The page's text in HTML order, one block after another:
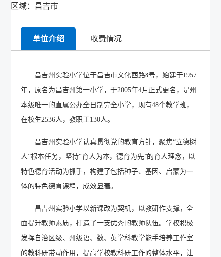
区域：昌吉市
单位介绍 收费情况
昌吉州实验小学位于昌吉市文化西路8号，始建于1957
年，原名为昌吉州第一小学，于2005年4月正式更名，是州
本级唯一的直属公办全日制完全小学， 现有48个教学班，
在校生2536人 ，教职工130人。
昌吉州实验小学认真贯彻党的教育方针，聚焦“立德树
人”根本任务，坚持“育人为本，德育为先”的育人理念，以
特色德育活动为抓手，构建了包括种子、基因、启蒙为一
体的特色德育课程，成效显著。
昌吉州实验小学以新课改为契机，以教研作支撑，全
面提升教师素质，打造了一支优秀的教师队伍。学校积极
发挥自治区级、州级语、数、英学科教学能手培养工作室
的教科研带动作用，提高学校教科研工作的整体水平，让